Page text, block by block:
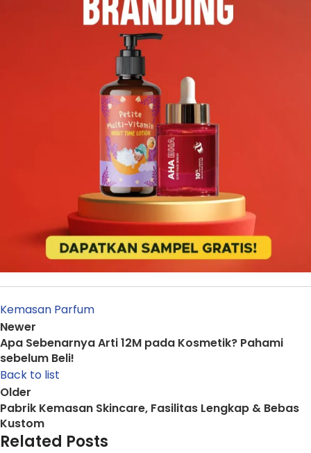
Kemasan Parfum
Newer
Apa Sebenarnya Arti 12M pada Kosmetik? Pahami
sebelum Beli!
Back to list
Older
Pabrik Kemasan Skincare, Fasilitas Lengkap & Bebas
Kustom
Related Posts